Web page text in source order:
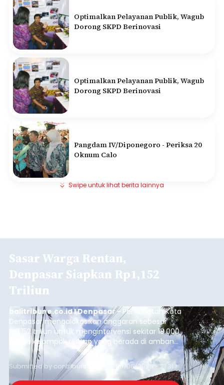
Optimalkan Pelayanan Publik, Wagub
Dorong SKPD Berinovasi
Optimalkan Pelayanan Publik, Wagub
Dorong SKPD Berinovasi
Pangdam IV/Diponegoro - Periksa 20
Oknum Calo
Swipe untuk lihat berita lainnya
Sasar Warga Rentan,
Denpasar Siapkan Rp1,152
Triliun
balitribune.co.id I Denpasar - Pemerintah Kota
Denpasar mengalokasikan anggaran sebesar
Rp1,152 triliun untuk mengintervensi sekitar 18.000
warga kelompok rentan yang berada di ambang
garis kemiskinan. Langkah strategis ini diambil
guna menjaga masyarakat yang berada pada
kelompok desil 5 dan 6 tersebut agar tidak
merosot ke kategori miskin.
Submitted by contributor Thu, 08/06/2026 - 21:31